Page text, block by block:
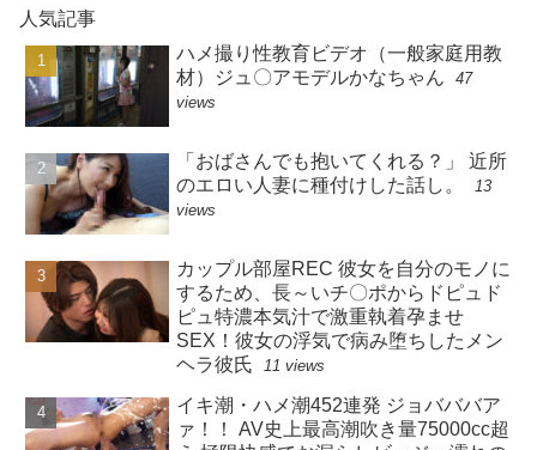
人気記事
ハメ撮り性教育ビデオ（一般家庭用教
材）ジュ〇アモデルかなちゃん
47
views
「おばさんでも抱いてくれる？」 近所
のエロい人妻に種付けした話し。
13
views
カップル部屋REC 彼女を自分のモノに
するため、長～いチ〇ポからドピュド
ピュ特濃本気汁で激重執着孕ませ
SEX！彼女の浮気で病み堕ちしたメン
ヘラ彼氏
11 views
イキ潮・ハメ潮452連発 ジョバババア
ァ！！ AV史上最高潮吹き量75000cc超